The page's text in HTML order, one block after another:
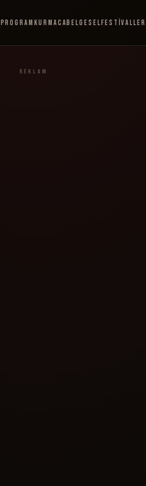
ProgramKurmacaBelgeselFestivaller
REKLAM